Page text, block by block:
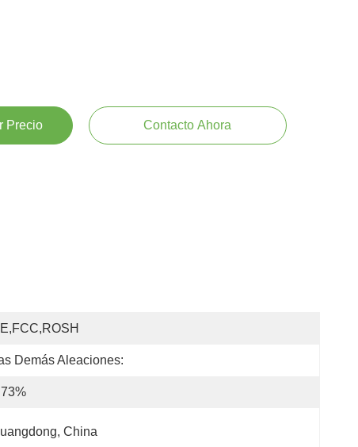
Precio Contacto Ahora
Demás Aleaciones:
China